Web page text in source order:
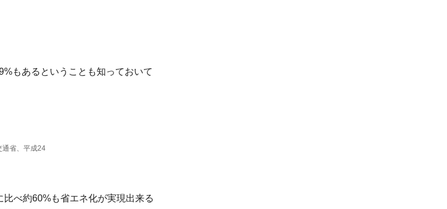
もあるということも知っておいて
省、平成24
べ約60%も省エネ化が実現出来る